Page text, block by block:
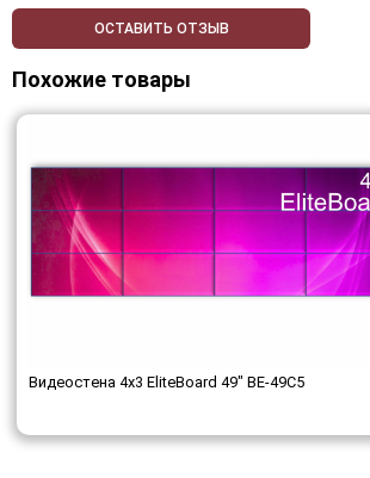
ОСТАВИТЬ ОТЗЫВ
Похожие товары
Видеостена 4x3 EliteBoard 49" BE-49C5